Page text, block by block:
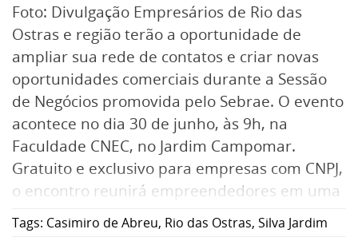
Foto: Divulgação Empresários de Rio das
Ostras e região terão a oportunidade de
ampliar sua rede de contatos e criar novas
oportunidades comerciais durante a Sessão
de Negócios promovida pelo Sebrae. O evento
acontece no dia 30 de junho, às 9h, na
Faculdade CNEC, no Jardim Campomar.
Gratuito e exclusivo para empresas com CNPJ,
o encontro reunirá empreendedores em uma
dinâmica voltada à apresentação de produtos
e serviços, troca de experiências e geração de
Tags: Casimiro de Abreu, Rio das Ostras, Silva Jardim